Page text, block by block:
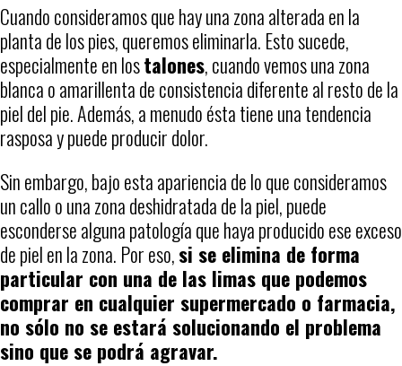
Cuando consideramos que hay una zona alterada en la
planta de los pies, queremos eliminarla. Esto sucede,
especialmente en lostalones, cuando vemos una zona
blanca o amarillenta de consistencia diferente al resto de la
piel del pie. Además, a menudo ésta tiene una tendencia
rasposa y puede producir dolor.
Sin embargo, bajo esta apariencia de lo que consideramos
un callo o una zona deshidratada de la piel, puede
esconderse alguna patología que haya producido ese exceso
de piel en la zona. Por eso,si se elimina de forma
particular con una de las limas que podemos
comprar en cualquier supermercado o farmacia,
no sólo no se estará solucionando el problema
sino que se podrá agravar.